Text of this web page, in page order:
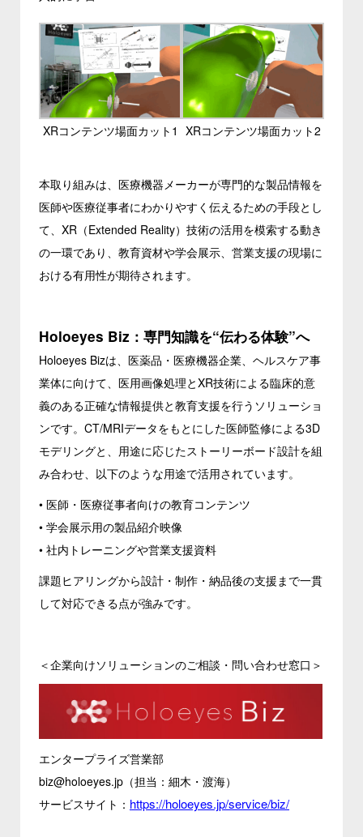
XRコンテンツ場面カット1 XRコンテンツ場面カット2
本取り組みは、医療機器メーカーが専門的な製品情報を
医師や医療従事者にわかりやすく伝えるための手段とし
て、XR（Extended Reality）技術の活用を模索する動き
の一環であり、教育資材や学会展示、営業支援の現場に
おける有用性が期待されます。
Holoeyes Biz：専門知識を“伝わる体験”へ
Holoeyes Bizは、医薬品・医療機器企業、ヘルスケア事
業体に向けて、医用画像処理とXR技術による臨床的意
義のある正確な情報提供と教育支援を行うソリューショ
ンです。CT/MRIデータをもとにした医師監修による3D
モデリングと、用途に応じたストーリーボード設計を組
み合わせ、以下のような用途で活用されています。
• 医師・医療従事者向けの教育コンテンツ
• 学会展示用の製品紹介映像
• 社内トレーニングや営業支援資料
課題ヒアリングから設計・制作・納品後の支援まで一貫
して対応できる点が強みです。
＜企業向けソリューションのご相談・問い合わせ窓口＞
エンタープライズ営業部
biz@holoeyes.jp（担当：細木・渡海）
サービスサイト： https://holoeyes.jp/service/biz/